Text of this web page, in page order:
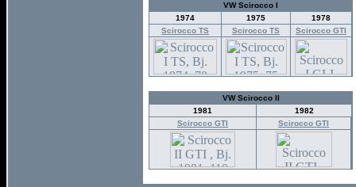
VW Scirocco I
1974
1975
1978
Scirocco TS
Scirocco TS Scirocco GTI
VW Scirocco II
1981
1982
Scirocco GTI
Scirocco GTI